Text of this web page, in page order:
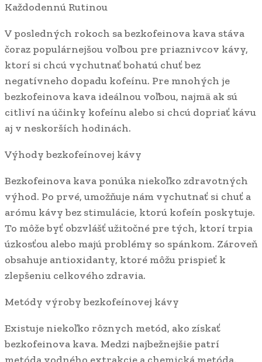
Každodennú Rutinou
V posledných rokoch sa bezkofeinova kava stáva
čoraz populárnejšou voľbou pre priaznivcov kávy,
ktorí si chcú vychutnať bohatú chuť bez
negatívneho dopadu kofeínu. Pre mnohých je
bezkofeinova kava ideálnou voľbou, najmä ak sú
citliví na účinky kofeínu alebo si chcú dopriať kávu
aj v neskorších hodinách.
Výhody bezkofeínovej kávy
Bezkofeinova kava ponúka niekoľko zdravotných
výhod. Po prvé, umožňuje nám vychutnať si chuť a
arómu kávy bez stimulácie, ktorú kofeín poskytuje.
To môže byť obzvlášť užitočné pre tých, ktorí trpia
úzkosťou alebo majú problémy so spánkom. Zároveň
obsahuje antioxidanty, ktoré môžu prispieť k
zlepšeniu celkového zdravia.
Metódy výroby bezkofeínovej kávy
Existuje niekoľko rôznych metód, ako získať
bezkofeinova kava. Medzi najbežnejšie patrí